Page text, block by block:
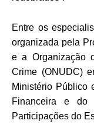
Entre os
organizada pela
e a Organização
Crime (ONUDC)
Ministério Público
Financeira e do
Participações do